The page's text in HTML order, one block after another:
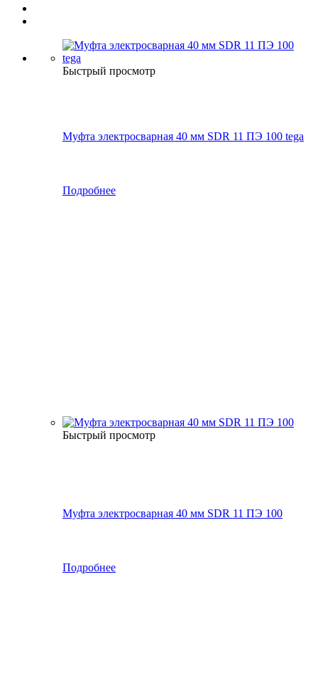
Быстрый просмотр
Муфта электросварная 40 мм SDR 11 ПЭ 100 tega
Подробнее
Быстрый просмотр
Муфта электросварная 40 мм SDR 11 ПЭ 100
Подробнее